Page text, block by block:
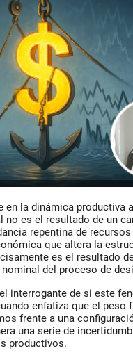
la dinámica productiva
no es el resultado de un
repentina de
que altera la
es el resultado
del proceso de
interrogante de si este
enfatiza que el peso
frente a una
una serie de
productivos.